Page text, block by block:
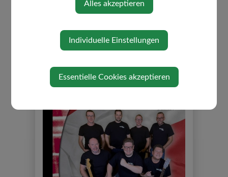
Bernhard Fibich - Sommerkultur
Alles akzeptieren
Individuelle Einstellungen
Essentielle Cookies akzeptieren